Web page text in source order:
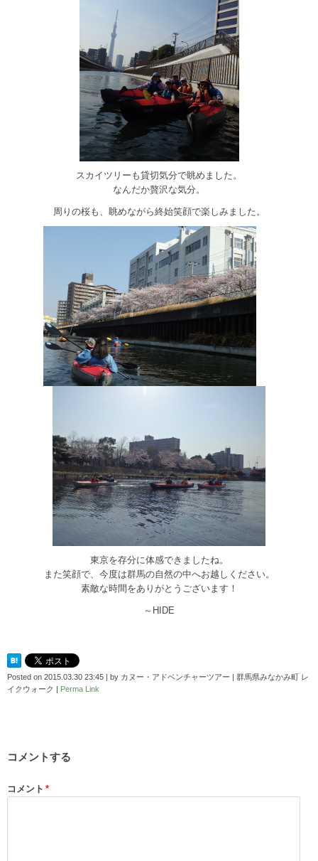
スカイツリーも貸切気分で眺めました。
なんだか贅沢な気分。
周りの桜も、眺めながら終始笑顔で楽しみました。
東京を存分に体感できましたね。
また笑顔で、今度は群馬の自然の中へお越しください。
素敵な時間をありがとうございます！
～HIDE
Posted on 2015.03.30 23:45 | by カヌー・アドベンチャーツアー | 群馬県みなかみ町 レ
イクウォーク | Perma Link
コメントする
コメント *